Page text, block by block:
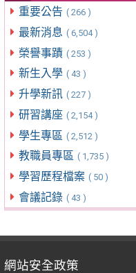
重要公告 ( 266 )
最新消息 ( 6,504 )
榮譽事蹟 ( 253 )
新生入學 ( 43 )
升學新訊 ( 227 )
研習講座 ( 2,154 )
學生專區 ( 2,512 )
教職員專區 ( 1,735 )
學習歷程檔案 ( 50 )
會議記錄 ( 43 )
網站安全政策